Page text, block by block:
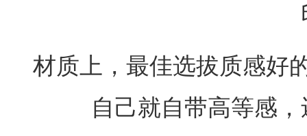
材质上，最佳选拔质感好
自己就自带高等感